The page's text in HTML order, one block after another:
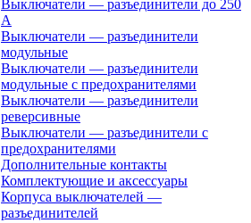
Выключатели — разъединители до 250
А
Выключатели — разъединители
модульные
Выключатели — разъединители
модульные с предохранителями
Выключатели — разъединители
реверсивные
Выключатели — разъединители с
предохранителями
Дополнительные контакты
Комплектующие и аксессуары
Корпуса выключателей —
разъединителей